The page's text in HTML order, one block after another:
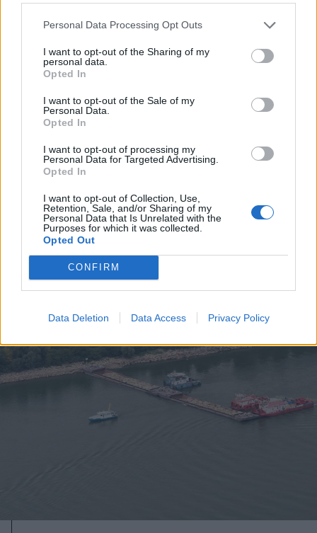
Personal Data Processing Opt Outs
I want to opt-out of the Sharing of my
personal data.
Opted In
I want to opt-out of the Sale of my
Personal Data.
Opted In
I want to opt-out of processing my
Personal Data for Targeted Advertising.
Opted In
I want to opt-out of Collection, Use,
Retention, Sale, and/or Sharing of my
Personal Data that Is Unrelated with the
Purposes for which it was collected.
Opted Out
CONFIRM
Data Deletion Data Access Privacy Policy
2026. augusztus 09., vasárnap
A hétvégi felszusszanás után
hétfőtől ismét visszatér a kánikula